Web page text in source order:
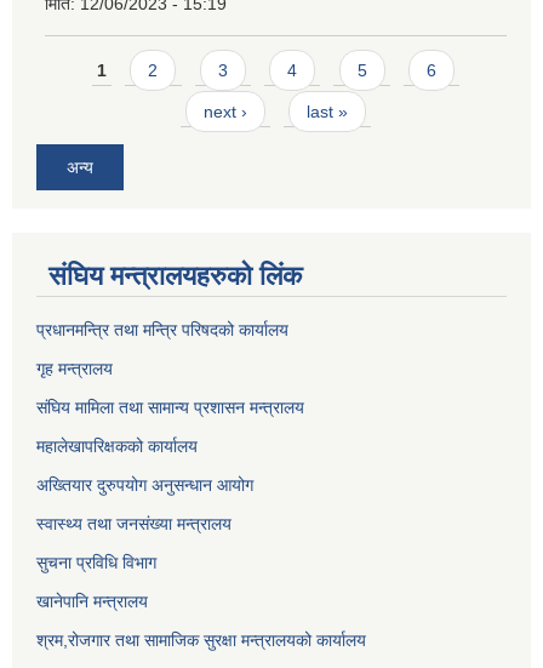
मिति: 12/06/2023 - 15:19
Pages
1 2 3 4 5 6
next › last »
अन्य
संघिय मन्त्र‍ालयहरुको लिंक
प्रधानमन्त्रि तथा मन्त्रि परिषदको कार्यालय
गृह मन्त्रालय
संघिय मामिला तथा सामान्य प्रशासन मन्त्रालय
महालेखापरिक्षकको कार्यालय
अख्तियार दुरुपयोग अनुसन्धान आयोग
स्वास्थ्य तथा जनसंख्या मन्त्रालय
सुचना प्रविधि विभाग
खानेपानि मन्त्रालय
श्रम,रोजगार तथा सामाजिक सुरक्षा मन्त्रालयको कार्यालय